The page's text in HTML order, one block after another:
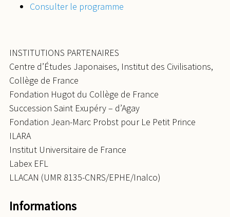
Consulter le programme
INSTITUTIONS PARTENAIRES
Centre d’Études Japonaises, Institut des Civilisations,
Collège de France
Fondation Hugot du Collège de France
Succession Saint Exupéry – d’Agay
Fondation Jean-Marc Probst pour Le Petit Prince
ILARA
Institut Universitaire de France
Labex EFL
LLACAN (UMR 8135-CNRS/EPHE/Inalco)
Informations